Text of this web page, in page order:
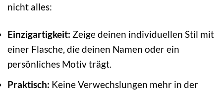
nicht alles:
Einzigartigkeit: Zeige deinen individuellen Stil mit
einer Flasche, die deinen Namen oder ein
persönliches Motiv trägt.
Praktisch: Keine Verwechslungen mehr in der